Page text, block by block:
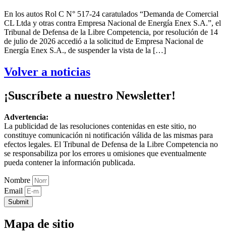
En los autos Rol C N° 517-24 caratulados “Demanda de Comercial
CL Ltda y otras contra Empresa Nacional de Energía Enex S.A.”, el
Tribunal de Defensa de la Libre Competencia, por resolución de 14
de julio de 2026 accedió a la solicitud de Empresa Nacional de
Energía Enex S.A., de suspender la vista de la […]
Volver a noticias
¡Suscríbete a nuestro Newsletter!
Advertencia:
La publicidad de las resoluciones contenidas en este sitio, no
constituye comunicación ni notificación válida de las mismas para
efectos legales. El Tribunal de Defensa de la Libre Competencia no
se responsabiliza por los errores u omisiones que eventualmente
pueda contener la información publicada.
Nombre
Email
Submit
Mapa de sitio